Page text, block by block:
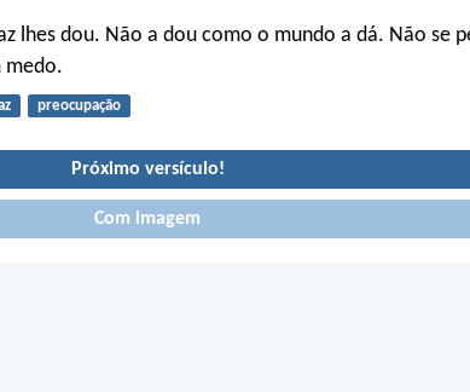
lhes dou. Não a dou como o mundo a dá. Não se
medo.
preocupação
Próximo versículo!
Com imagem